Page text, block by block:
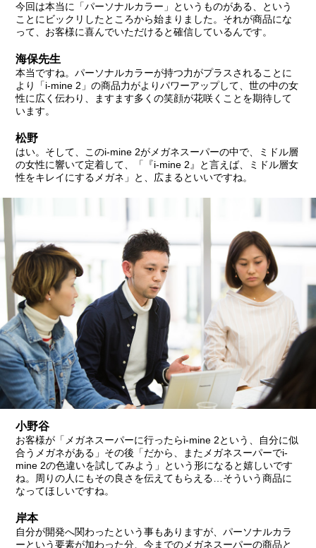
今回は本当に「パーソナルカラー」というものがある、という
ことにビックリしたところから始まりました。それが商品にな
って、お客様に喜んでいただけると確信しているんです。
海保先生
本当ですね。パーソナルカラーが持つ力がプラスされることに
より「i-mine 2」の商品力がよりパワーアップして、世の中の女
性に広く伝わり、ますます多くの笑顔が花咲くことを期待して
います。
松野
はい。そして、このi-mine 2がメガネスーパーの中で、ミドル層
の女性に響いて定着して、「『i-mine 2』と言えば、ミドル層女
性をキレイにするメガネ」と、広まるといいですね。
小野谷
お客様が「メガネスーパーに行ったらi-mine 2という、自分に似
合うメガネがある」その後「だから、またメガネスーパーでi-
mine 2の色違いを試してみよう」という形になると嬉しいです
ね。周りの人にもその良さを伝えてもらえる…そういう商品に
なってほしいですね。
岸本
自分が開発へ関わったという事もありますが、パーソナルカラ
ーという要素が加わった分、今までのメガネスーパーの商品と